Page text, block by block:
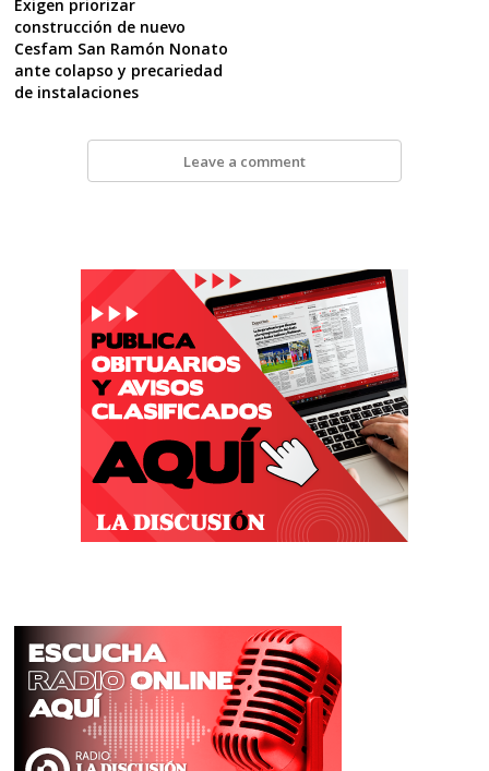
Exigen priorizar
construcción de nuevo
Cesfam San Ramón Nonato
ante colapso y precariedad
de instalaciones
Leave a comment